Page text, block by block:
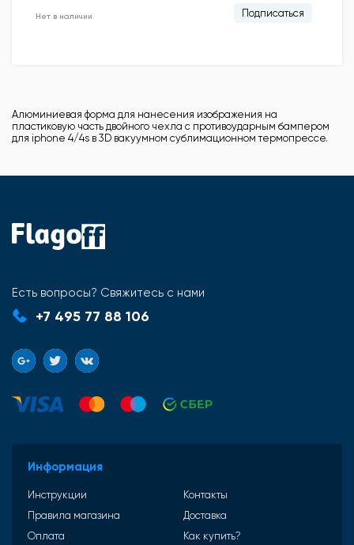
Нет в наличии Подписаться
Алюминиевая форма для нанесения изображения на
пластиковую часть двойного чехла с противоударным бампером
для iphone 4/4s в 3D вакуумном сублимационном термопрессе.
Есть вопросы? Свяжитесь с нами
+7 495 77 88 106
Информация
Инструкции
Контакты
Правила магазина
Доставка
Оплата
Как купить?